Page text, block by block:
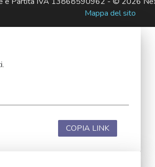
Mappa del sito
COPIA LINK